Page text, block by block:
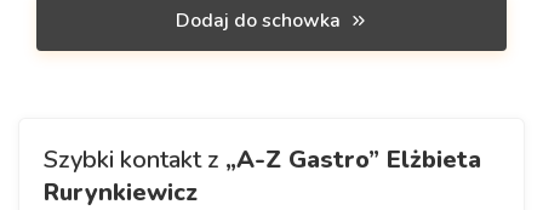
Dodaj do schowka
Szybki kontakt z „A-Z Gastro” Elżbieta
Rurynkiewicz